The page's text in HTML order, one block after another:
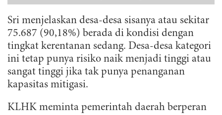
Sri menjelaskan desa-desa sisanya atau sekitar
75.687 (90,18%) berada di kondisi dengan
tingkat kerentanan sedang. Desa-desa kategori
ini tetap punya risiko naik menjadi tinggi atau
sangat tinggi jika tak punya penanganan
kapasitas mitigasi.
KLHK meminta pemerintah daerah berperan